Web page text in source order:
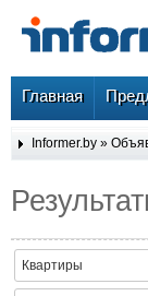
Главная
Informer.by »
Квартиры